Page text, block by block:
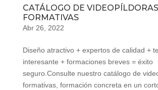
CATÁLOGO DE VIDEOPÍLDORAS
FORMATIVAS
Abr 26, 2022
Diseño atractivo + expertos de calidad +
interesante + formaciones breves = éxito
seguro.Consulte nuestro catálogo de
formativas, formación concreta en un